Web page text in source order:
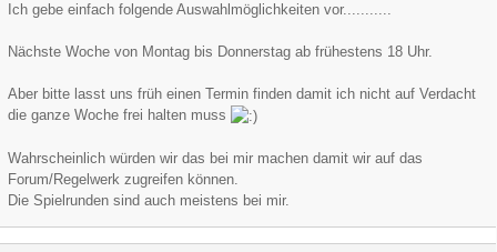
Ich gebe einfach folgende Auswahlmöglichkeiten vor...........
Nächste Woche von Montag bis Donnerstag ab frühestens 18 Uhr.
Aber bitte lasst uns früh einen Termin finden damit ich nicht auf Verdacht
die ganze Woche frei halten muss
Wahrscheinlich würden wir das bei mir machen damit wir auf das
Forum/Regelwerk zugreifen können.
Die Spielrunden sind auch meistens bei mir.